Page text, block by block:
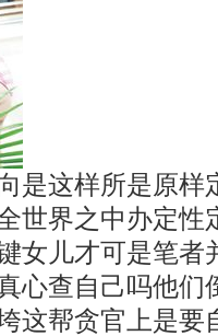
是这样所是原样
世界之中办定性
女儿才可是笔者
心查自己吗他们
这帮贪官上是要